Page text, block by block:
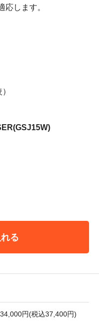
応します。
る
34,000円(税込37,400円)